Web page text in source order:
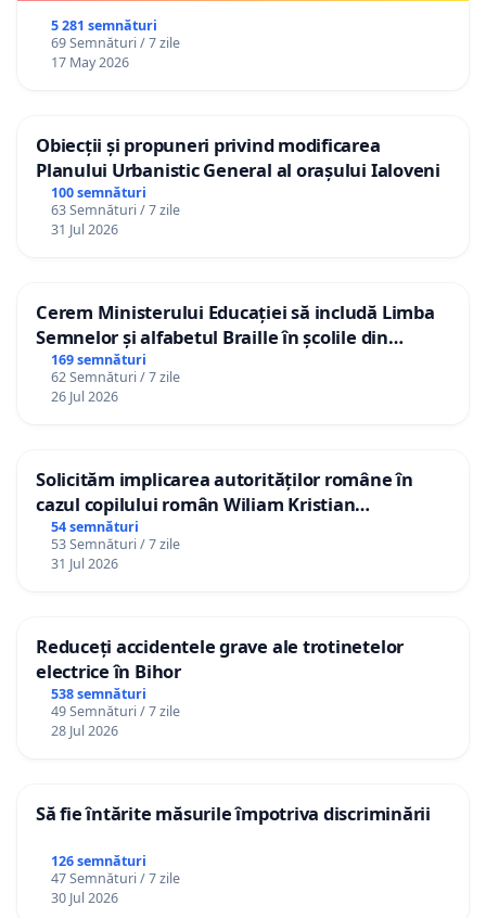
5 281 semnături
69 Semnături / 7 zile
17 May 2026
Obiecții și propuneri privind modificarea
Planului Urbanistic General al orașului Ialoveni
100 semnături
63 Semnături / 7 zile
31 Jul 2026
Cerem Ministerului Educației să includă Limba
Semnelor și alfabetul Braille în școlile din
Republica Moldova!
169 semnături
62 Semnături / 7 zile
26 Jul 2026
Solicităm implicarea autorităților române în
cazul copilului român Wiliam Kristian
Gheorghe, aflat în plasament în Danemarca de
12 ani
54 semnături
53 Semnături / 7 zile
31 Jul 2026
Reduceți accidentele grave ale trotinetelor
electrice în Bihor
538 semnături
49 Semnături / 7 zile
28 Jul 2026
Să fie întărite măsurile împotriva discriminării
126 semnături
47 Semnături / 7 zile
30 Jul 2026